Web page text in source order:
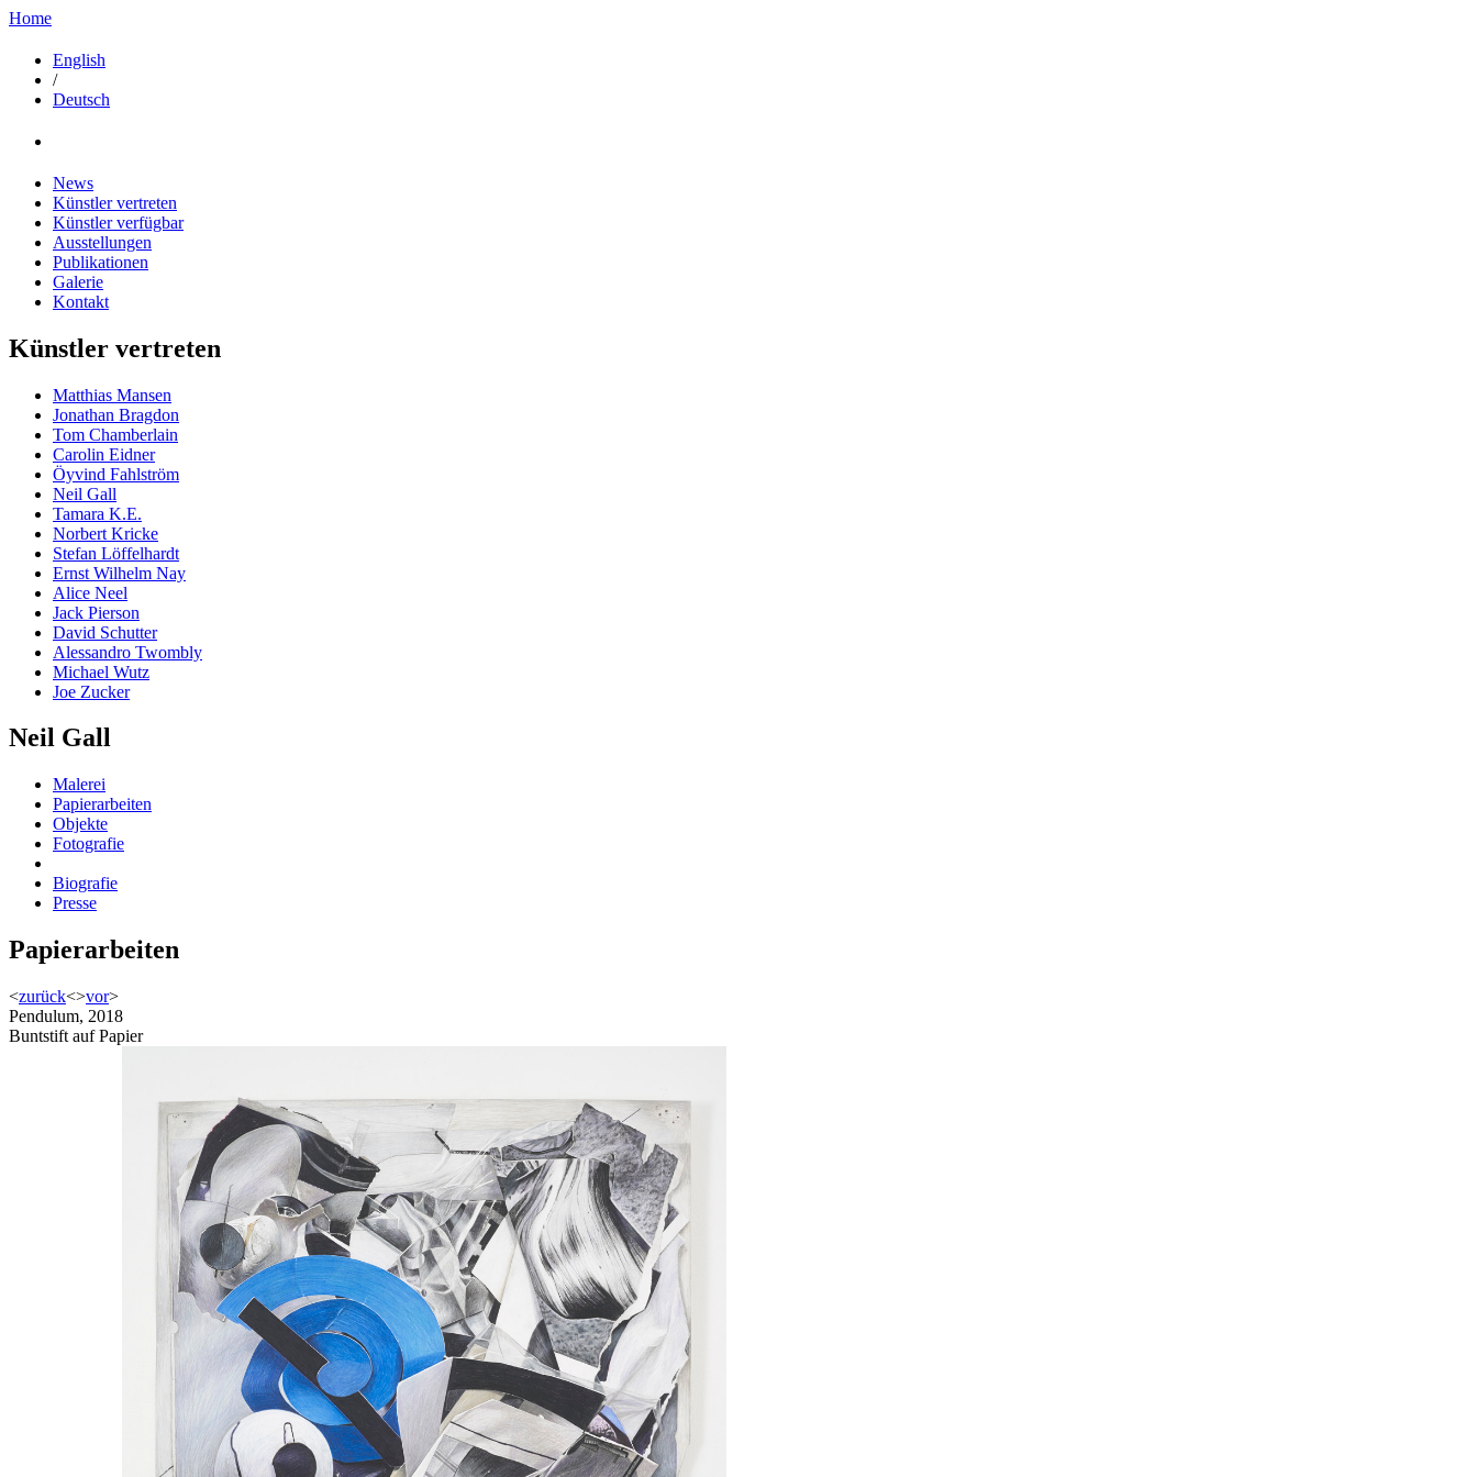
Home
English
/
Deutsch
News
Künstler vertreten
Künstler verfügbar
Ausstellungen
Publikationen
Galerie
Kontakt
Künstler vertreten
Matthias Mansen
Jonathan Bragdon
Tom Chamberlain
Carolin Eidner
Öyvind Fahlström
Neil Gall
Tamara K.E.
Norbert Kricke
Stefan Löffelhardt
Ernst Wilhelm Nay
Alice Neel
Jack Pierson
David Schutter
Alessandro Twombly
Michael Wutz
Joe Zucker
Neil Gall
Malerei
Papierarbeiten
Objekte
Fotografie
Biografie
Presse
Papierarbeiten
<zurück<>vor>
Pendulum, 2018
Buntstift auf Papier